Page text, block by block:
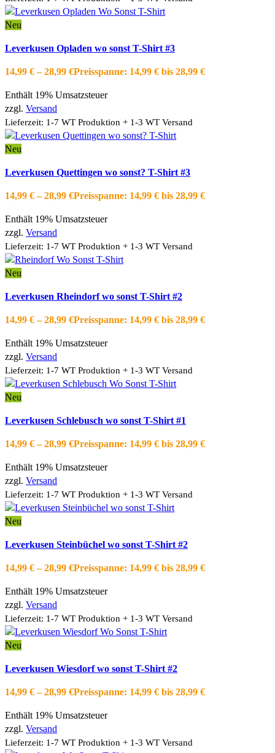
Neu
Die Optionen können auf der Produktseite gewählt werden
Zur Wishlist hinzufügen
Leverkusen Opladen wo sonst T-Shirt #3
14,99 € –28,99 €Preisspanne: 14,99 € bis 28,99 €
Enthält 19% Umsatzsteuer
zzgl. Versand
Lieferzeit: 1-7 WT Produktion + 1-3 WT Versand
Neu
Die Optionen können auf der Produktseite gewählt werden
Zur Wishlist hinzufügen
Leverkusen Quettingen wo sonst? T-Shirt #3
14,99 € –28,99 €Preisspanne: 14,99 € bis 28,99 €
Enthält 19% Umsatzsteuer
zzgl. Versand
Lieferzeit: 1-7 WT Produktion + 1-3 WT Versand
Neu
Die Optionen können auf der Produktseite gewählt werden
Zur Wishlist hinzufügen
Leverkusen Rheindorf wo sonst T-Shirt #2
14,99 € –28,99 €Preisspanne: 14,99 € bis 28,99 €
Enthält 19% Umsatzsteuer
zzgl. Versand
Lieferzeit: 1-7 WT Produktion + 1-3 WT Versand
Neu
Die Optionen können auf der Produktseite gewählt werden
Zur Wishlist hinzufügen
Leverkusen Schlebusch wo sonst T-Shirt #1
14,99 € –28,99 €Preisspanne: 14,99 € bis 28,99 €
Enthält 19% Umsatzsteuer
zzgl. Versand
Lieferzeit: 1-7 WT Produktion + 1-3 WT Versand
Neu
Die Optionen können auf der Produktseite gewählt werden
Zur Wishlist hinzufügen
Leverkusen Steinbüchel wo sonst T-Shirt #2
14,99 € –28,99 €Preisspanne: 14,99 € bis 28,99 €
Enthält 19% Umsatzsteuer
zzgl. Versand
Lieferzeit: 1-7 WT Produktion + 1-3 WT Versand
Neu
Die Optionen können auf der Produktseite gewählt werden
Zur Wishlist hinzufügen
Leverkusen Wiesdorf wo sonst T-Shirt #2
14,99 € –28,99 €Preisspanne: 14,99 € bis 28,99 €
Enthält 19% Umsatzsteuer
zzgl. Versand
Lieferzeit: 1-7 WT Produktion + 1-3 WT Versand